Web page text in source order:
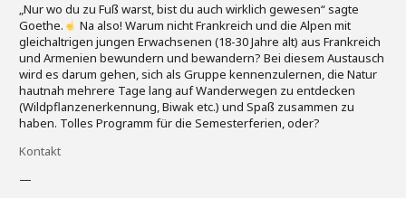
„Nur wo du zu Fuß warst, bist du auch wirklich gewesen“ sagte
Goethe.
Na also! Warum nicht Frankreich und die Alpen mit
gleichaltrigen jungen Erwachsenen (18-30 Jahre alt) aus Frankreich
und Armenien bewundern und bewandern? Bei diesem Austausch
wird es darum gehen, sich als Gruppe kennenzulernen, die Natur
hautnah mehrere Tage lang auf Wanderwegen zu entdecken
(Wildpflanzenerkennung, Biwak etc.) und Spaß zusammen zu
haben. Tolles Programm für die Semesterferien, oder?
Kontakt
—